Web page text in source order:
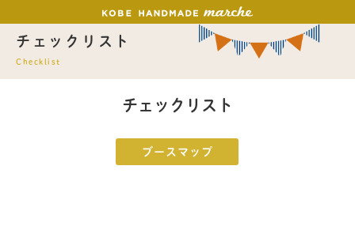
チェックリスト
Checklist
チェックリスト
ブースマップ